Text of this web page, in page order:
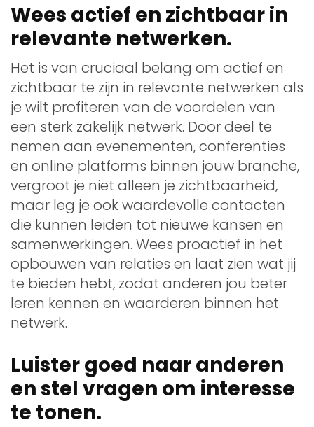
Wees actief en zichtbaar in
relevante netwerken.
Het is van cruciaal belang om actief en
zichtbaar te zijn in relevante netwerken als
je wilt profiteren van de voordelen van
een sterk zakelijk netwerk. Door deel te
nemen aan evenementen, conferenties
en online platforms binnen jouw branche,
vergroot je niet alleen je zichtbaarheid,
maar leg je ook waardevolle contacten
die kunnen leiden tot nieuwe kansen en
samenwerkingen. Wees proactief in het
opbouwen van relaties en laat zien wat jij
te bieden hebt, zodat anderen jou beter
leren kennen en waarderen binnen het
netwerk.
Luister goed naar anderen
en stel vragen om interesse
te tonen.